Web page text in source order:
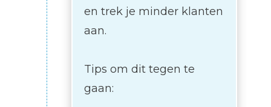
en trek je minder klanten
aan.
Tips om dit tegen te
gaan: